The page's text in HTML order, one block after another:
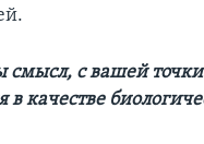
с вашей точки
в качестве